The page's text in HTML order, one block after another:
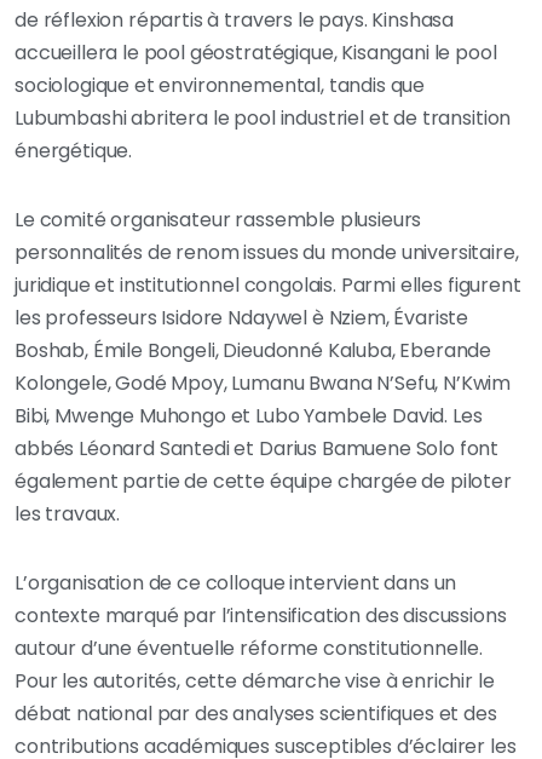
de réflexion répartis à travers le pays. Kinshasa
accueillera le pool géostratégique, Kisangani le pool
sociologique et environnemental, tandis que
Lubumbashi abritera le pool industriel et de transition
énergétique.
Le comité organisateur rassemble plusieurs
personnalités de renom issues du monde universitaire,
juridique et institutionnel congolais. Parmi elles figurent
les professeurs Isidore Ndaywel è Nziem, Évariste
Boshab, Émile Bongeli, Dieudonné Kaluba, Eberande
Kolongele, Godé Mpoy, Lumanu Bwana N’Sefu, N’Kwim
Bibi, Mwenge Muhongo et Lubo Yambele David. Les
abbés Léonard Santedi et Darius Bamuene Solo font
également partie de cette équipe chargée de piloter
les travaux.
L’organisation de ce colloque intervient dans un
contexte marqué par l’intensification des discussions
autour d’une éventuelle réforme constitutionnelle.
Pour les autorités, cette démarche vise à enrichir le
débat national par des analyses scientifiques et des
contributions académiques susceptibles d’éclairer les